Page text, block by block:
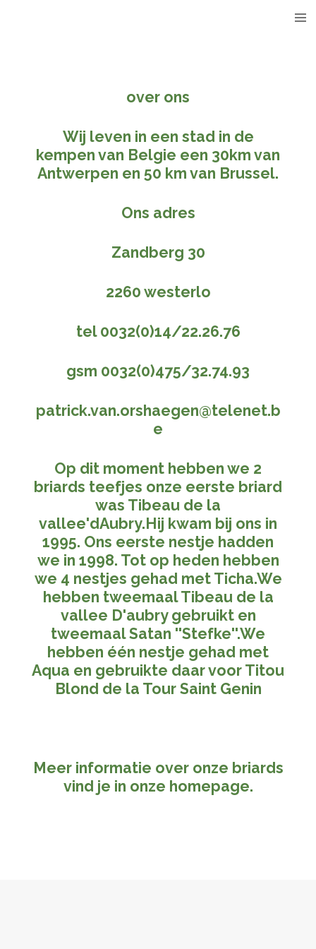
over ons
Wij leven in een stad in de
kempen van Belgie een 30km van
Antwerpen en 50 km van Brussel.
Ons adres
Zandberg 30
2260 westerlo
tel 0032(0)14/22.26.76
gsm 0032(0)475/32.74.93
patrick.van.orshaegen@telenet.b
e
Op dit moment hebben we 2
briards teefjes onze eerste briard
was Tibeau de la
vallee'dAubry.Hij kwam bij ons in
1995. Ons eerste nestje hadden
we in 1998. Tot op heden hebben
we 4 nestjes gehad met Ticha.We
hebben tweemaal Tibeau de la
vallee D'aubry gebruikt en
tweemaal Satan ''Stefke''.We
hebben één nestje gehad met
Aqua en gebruikte daar voor Titou
Blond de la Tour Saint Genin
Meer informatie over onze briards
vind je in onze homepage.